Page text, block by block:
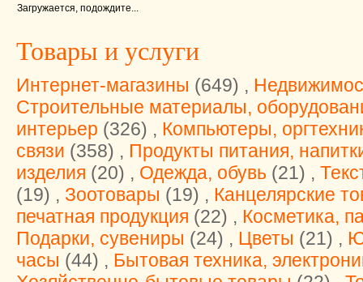
Загружается, подождите...
Товары и услуги
Интернет-магазины (649) ,
Строительные материалы,
интерьер (326) , Компьютеры,
связи (358) , Продукты питания,
изделия (20) , Одежда, обувь (21) ,
(19) , Зоотовары (19) , Канцелярские
печатная продукция (22) , Косметика,
Подарки, сувениры (24) , Цветы (21) ,
часы (44) , Бытовая техника,